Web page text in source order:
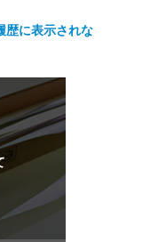
歴に表示されな